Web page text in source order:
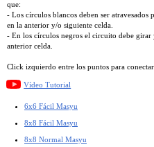
que:
- Los círculos blancos deben ser
en la anterior y/o siguiente celda.
- En los círculos negros el circuito debe
anterior celda.
Click izquierdo entre los puntos para
Vídeo Tutorial
6x6 Fácil Masyu
8x8 Fácil Masyu
8x8 Normal Masyu